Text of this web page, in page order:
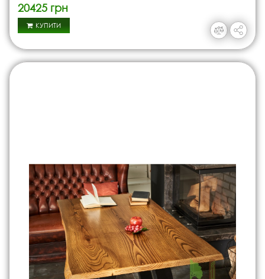
20425 грн
КУПИТИ